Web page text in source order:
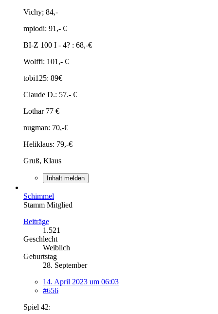
Vichy; 84,-
mpiodi: 91,- €
BI-Z 100 I - 4? : 68,-€
Wolffi: 101,- €
tobi125: 89€
Claude D.: 57.- €
Lothar 77 €
nugman: 70,-€
Heliklaus: 79,-€
Gruß, Klaus
Inhalt melden
Schimmel
Stamm Mitglied
Beiträge
1.521
Geschlecht
Weiblich
Geburtstag
28. September
14. April 2023 um 06:03
#656
Spiel 42: